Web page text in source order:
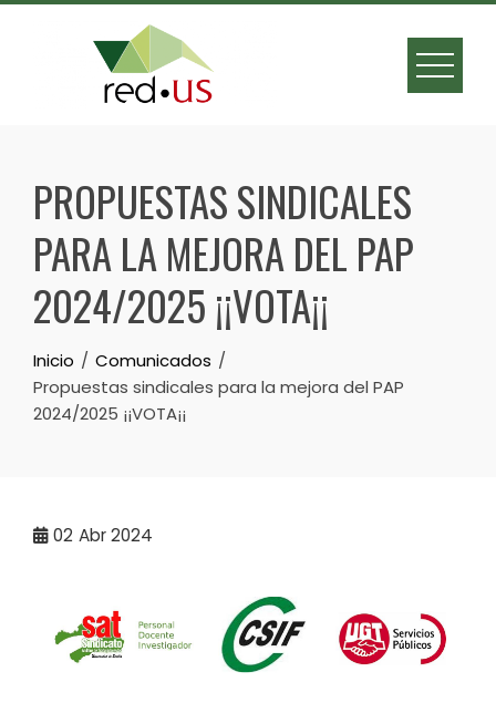
Skip
PROPUESTAS SINDICALES
PARA LA MEJORA DEL PAP
2024/2025 ¡¡VOTA¡¡
Inicio
Comunicados
Propuestas sindicales para la mejora del PAP
2024/2025 ¡¡VOTA¡¡
02 Abr 2024